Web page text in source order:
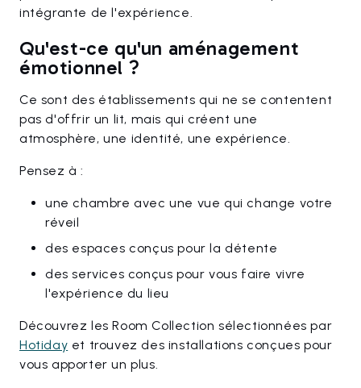
intégrante de l'expérience.
Qu'est-ce qu'un aménagement
émotionnel ?
Ce sont des établissements qui ne se contentent
pas d'offrir un lit, mais qui créent une
atmosphère, une identité, une expérience.
Pensez à :
une chambre avec une vue qui change votre
réveil
des espaces conçus pour la détente
des services conçus pour vous faire vivre
l'expérience du lieu
Découvrez les Room Collection sélectionnées par
Hotiday et trouvez des installations conçues pour
vous apporter un plus.